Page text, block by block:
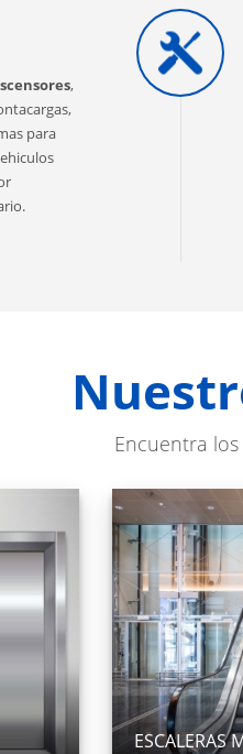
,
para
Encuentra
ESCALERAS